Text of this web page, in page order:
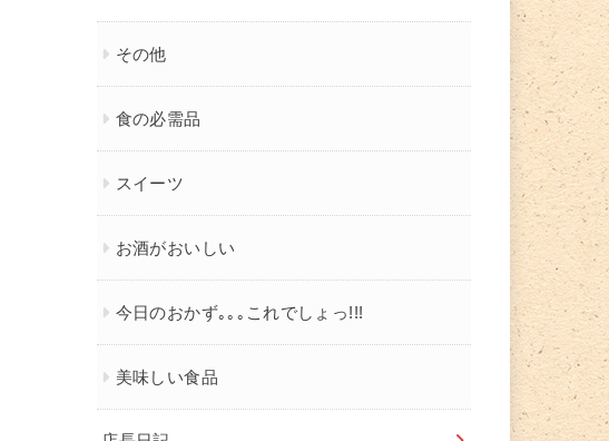
その他
食の必需品
スイーツ
お酒がおいしい
今日のおかず｡｡｡これでしょっ!!!
美味しい食品